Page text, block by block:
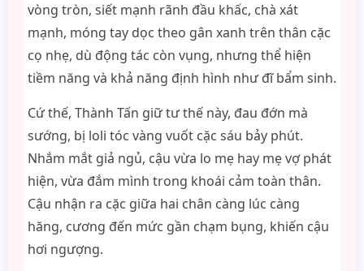
vòng tròn, siết mạnh rãnh đầu khấc, chà xát
mạnh, móng tay dọc theo gân xanh trên thân cặc
cọ nhẹ, dù động tác còn vụng, nhưng thể hiện
tiềm năng và khả năng định hình như đĩ bẩm sinh.
Cứ thế, Thành Tấn giữ tư thế này, đau đớn mà
sướng, bị loli tóc vàng vuốt cặc sáu bảy phút.
Nhắm mắt giả ngủ, cậu vừa lo mẹ hay mẹ vợ phát
hiện, vừa đắm mình trong khoái cảm toàn thân.
Cậu nhận ra cặc giữa hai chân càng lúc càng
hăng, cương đến mức gần chạm bụng, khiến cậu
hơi ngượng.